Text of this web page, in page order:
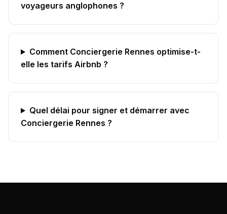
voyageurs anglophones ?
Comment Conciergerie Rennes optimise-t-
elle les tarifs Airbnb ?
Quel délai pour signer et démarrer avec
Conciergerie Rennes ?